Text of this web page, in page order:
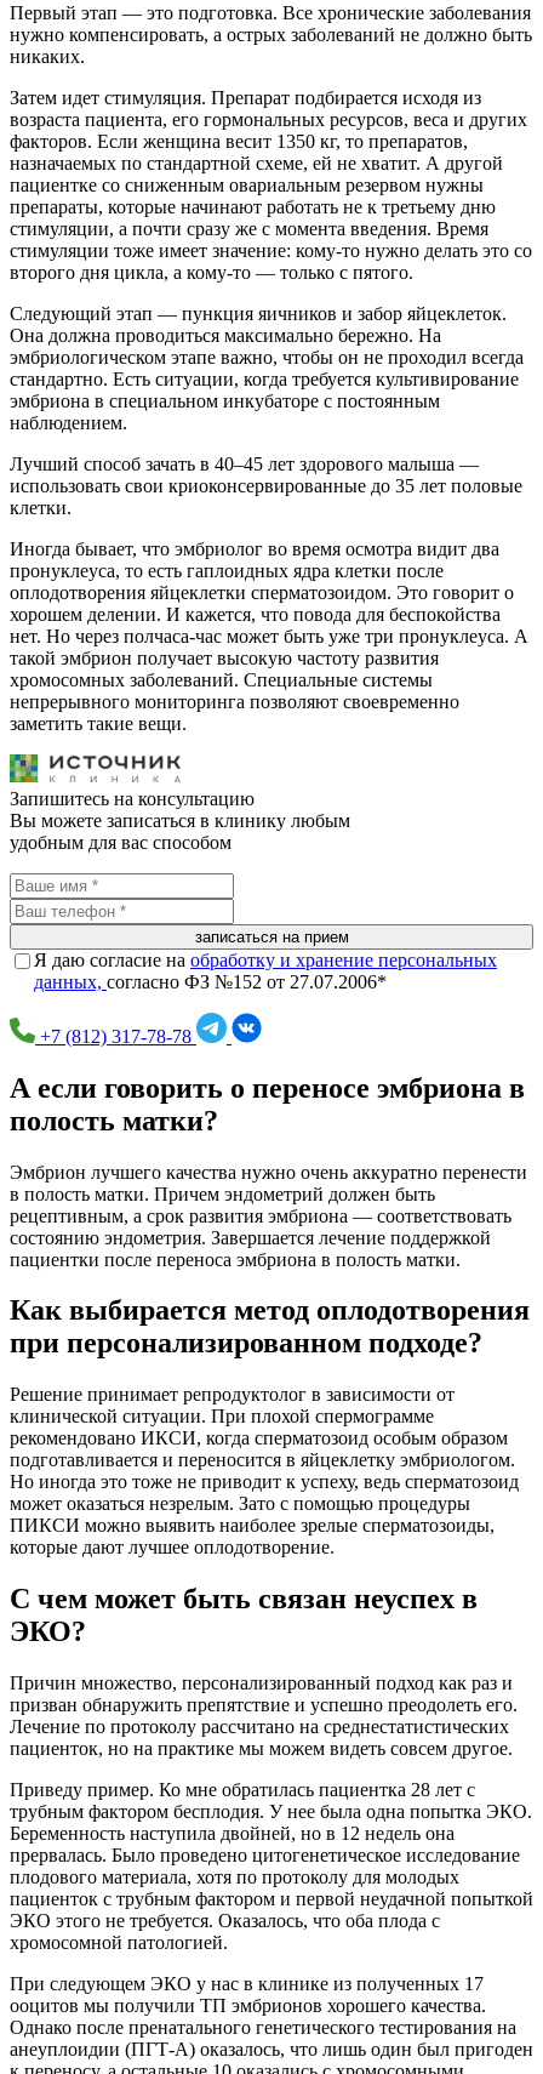
Первый этап — это подготовка. Все хронические заболевания
нужно компенсировать, а острых заболеваний не должно быть
никаких.
Затем идет стимуляция. Препарат подбирается исходя из
возраста пациента, его гормональных ресурсов, веса и других
факторов. Если женщина весит 1350 кг, то препаратов,
назначаемых по стандартной схеме, ей не хватит. А другой
пациентке со сниженным овариальным резервом нужны
препараты, которые начинают работать не к третьему дню
стимуляции, а почти сразу же с момента введения. Время
стимуляции тоже имеет значение: кому-то нужно делать это со
второго дня цикла, а кому-то — только с пятого.
Следующий этап — пункция яичников и забор яйцеклеток.
Она должна проводиться максимально бережно. На
эмбриологическом этапе важно, чтобы он не проходил всегда
стандартно. Есть ситуации, когда требуется культивирование
эмбриона в специальном инкубаторе с постоянным
наблюдением.
Лучший способ зачать в 40–45 лет здорового малыша —
использовать свои криоконсервированные до 35 лет половые
клетки.
Иногда бывает, что эмбриолог во время осмотра видит два
пронуклеуса, то есть гаплоидных ядра клетки после
оплодотворения яйцеклетки сперматозоидом. Это говорит о
хорошем делении. И кажется, что повода для беспокойства
нет. Но через полчаса-час может быть уже три пронуклеуса. А
такой эмбрион получает высокую частоту развития
хромосомных заболеваний. Специальные системы
непрерывного мониторинга позволяют своевременно
заметить такие вещи.
Запишитесь на консультацию
Вы можете записаться в клинику любым
удобным для вас способом
записаться на прием
Я даю согласие на обработку и хранение персональных
данных, согласно ФЗ №152 от 27.07.2006*
+7 (812) 317-78-78
А если говорить о переносе эмбриона в
полость матки?
Эмбрион лучшего качества нужно очень аккуратно перенести
в полость матки. Причем эндометрий должен быть
рецептивным, а срок развития эмбриона — соответствовать
состоянию эндометрия. Завершается лечение поддержкой
пациентки после переноса эмбриона в полость матки.
Как выбирается метод оплодотворения
при персонализированном подходе?
Решение принимает репродуктолог в зависимости от
клинической ситуации. При плохой спермограмме
рекомендовано ИКСИ, когда сперматозоид особым образом
подготавливается и переносится в яйцеклетку эмбриологом.
Но иногда это тоже не приводит к успеху, ведь сперматозоид
может оказаться незрелым. Зато с помощью процедуры
ПИКСИ можно выявить наиболее зрелые сперматозоиды,
которые дают лучшее оплодотворение.
С чем может быть связан неуспех в
ЭКО?
Причин множество, персонализированный подход как раз и
призван обнаружить препятствие и успешно преодолеть его.
Лечение по протоколу рассчитано на среднестатистических
пациенток, но на практике мы можем видеть совсем другое.
Приведу пример. Ко мне обратилась пациентка 28 лет с
трубным фактором бесплодия. У нее была одна попытка ЭКО.
Беременность наступила двойней, но в 12 недель она
прервалась. Было проведено цитогенетическое исследование
плодового материала, хотя по протоколу для молодых
пациенток с трубным фактором и первой неудачной попыткой
ЭКО этого не требуется. Оказалось, что оба плода с
хромосомной патологией.
При следующем ЭКО у нас в клинике из полученных 17
ооцитов мы получили ТП эмбрионов хорошего качества.
Однако после пренатального генетического тестирования на
анеуплоидии (ПГТ-А) оказалось, что лишь один был пригоден